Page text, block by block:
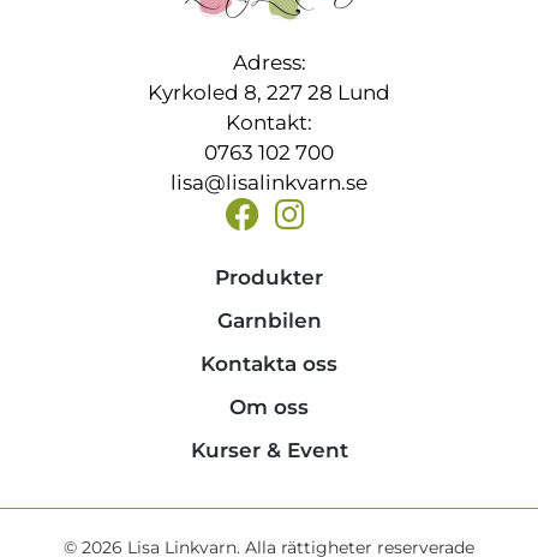
Adress:
Kyrkoled 8, 227 28 Lund
Kontakt:
0763 102 700
lisa@lisalinkvarn.se
Produkter
Garnbilen
Kontakta oss
Om oss
Kurser & Event
© 2026 Lisa Linkvarn. Alla rättigheter reserverade